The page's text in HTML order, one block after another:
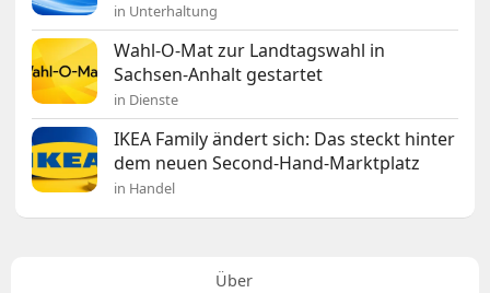
in Unterhaltung
Wahl-O-Mat zur Landtagswahl in
Sachsen-Anhalt gestartet
in Dienste
IKEA Family ändert sich: Das steckt hinter
dem neuen Second-Hand-Marktplatz
in Handel
Über